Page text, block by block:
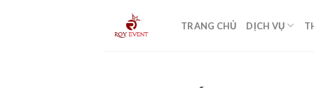
TRANG CHỦ DỊCH VỤ